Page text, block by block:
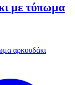
με τύπωμα